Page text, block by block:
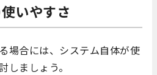
いやすさ
場合には、システム自体が使
しましょう。